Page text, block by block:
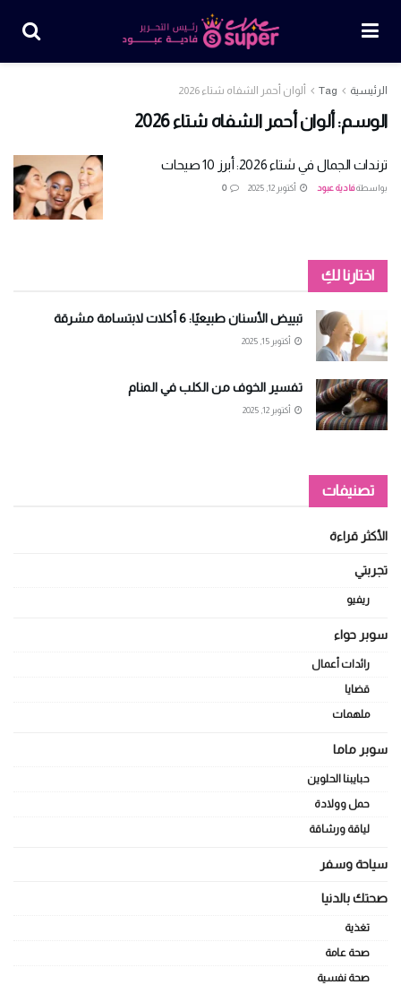
الرئيسية Tag ألوان أحمر الشفاه شتاء 2026
الوسم:ألوان أحمر الشفاه شتاء 2026
ترندات الجمال في شتاء 2026: أبرز 10 صيحات
بواسطةفادية عبود أكتوبر 12, 2025 0
اختارنا لكِ
تبييض الأسنان طبيعيًا: 6 أكلات لابتسامة مشرقة
أكتوبر 15, 2025
تفسير الخوف من الكلب في المنام
أكتوبر 12, 2025
تصنيفات
الأكثر قراءة
تجربتي
ريفيو
سوبر حواء
رائدات أعمال
قضايا
ملهمات
سوبر ماما
حبايبنا الحلوين
حمل وولادة
لياقة ورشاقة
سياحة وسفر
صحتك بالدنيا
تغذية
صحة عامة
صحة نفسية